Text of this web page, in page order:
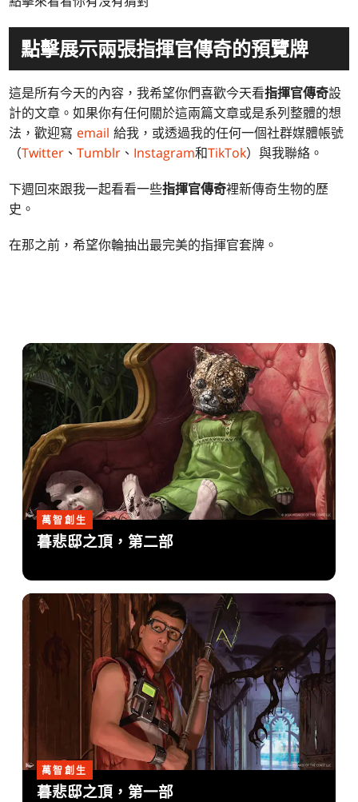
點擊展示兩張指揮官傳奇的預覽牌
這是所有今天的內容，我希望你們喜歡今天看指揮官傳奇設
計的文章。如果你有任何關於這兩篇文章或是系列整體的想
法，歡迎寫 email 給我，或透過我的任何一個社群媒體帳號
（Twitter 、Tumblr 、 Instagram和TikTok）與我聯絡。
下週回來跟我一起看看一些指揮官傳奇裡新傳奇生物的歷
史。
在那之前，希望你輪抽出最完美的指揮官套牌。
萬智創生
暮悲邸之頂，第二部
萬智創生
暮悲邸之頂，第一部